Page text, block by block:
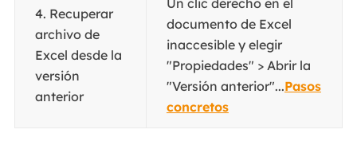
4. Recuperar
archivo de
Excel desde la
versión
anterior
documento de Excel
inaccesible y elegir
"Propiedades" > Abrir la
"Versión anterior"...Pasos
concretos